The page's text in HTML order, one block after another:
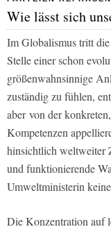
Wie lässt sich
Im Globalismus tritt
Stelle einer schon
größenwahnsinnige
zuständig zu fühlen,
aber von der
Kompetenzen
hinsichtlich weltweiter
und funktionierende
Umweltministerin
Die Konzentration auf